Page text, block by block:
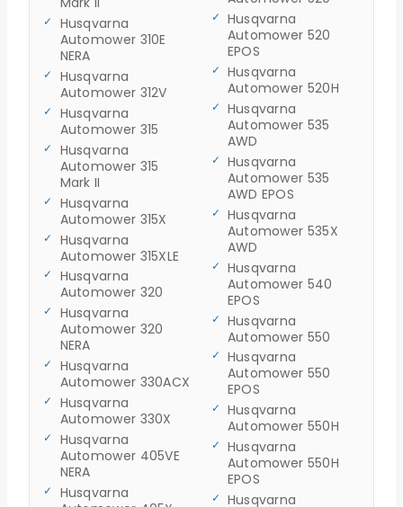
Husqvarna
Automower 310E
NERA
Husqvarna
Automower 312V
Husqvarna
Automower 315
Husqvarna
Automower 315
Mark II
Husqvarna
Automower 315X
Husqvarna
Automower 315XLE
Husqvarna
Automower 320
Husqvarna
Automower 320
NERA
Husqvarna
Automower 330ACX
Husqvarna
Automower 330X
Husqvarna
Automower 405VE
NERA
Husqvarna
Husqvarna
Automower 520
EPOS
Husqvarna
Automower 520H
Husqvarna
Automower 535
AWD
Husqvarna
Automower 535
AWD EPOS
Husqvarna
Automower 535X
AWD
Husqvarna
Automower 540
EPOS
Husqvarna
Automower 550
Husqvarna
Automower 550
EPOS
Husqvarna
Automower 550H
Husqvarna
Automower 550H
EPOS
Husqvarna